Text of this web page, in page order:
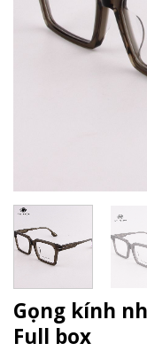
Gọng kính
Full box